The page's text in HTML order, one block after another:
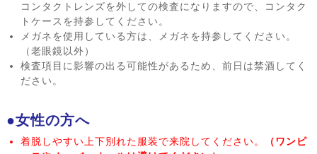
コンタクトレンズを外しての検査になりますので、コンタク
トケースを持参してください。
メガネを使用している方は、メガネを持参してください。
（老眼鏡以外）
検査項目に影響の出る可能性があるため、前日は禁酒してく
ださい。
●女性の方へ
着脱しやすい上下別れた服装で来院してください。
（ワンピ